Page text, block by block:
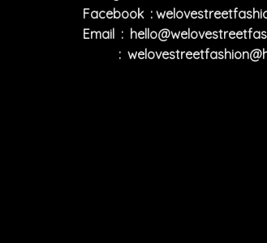
Facebook :
Email :
: